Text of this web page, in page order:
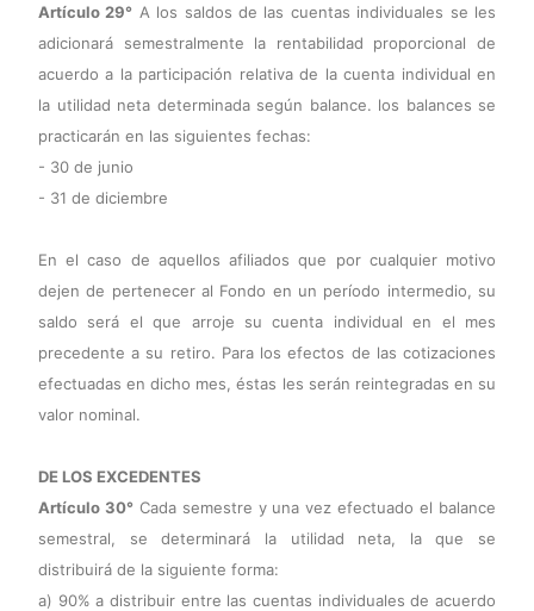
Artículo 29° A los saldos de las cuentas individuales se les
adicionará semestralmente la rentabilidad proporcional de
acuerdo a la participación relativa de la cuenta individual en
la utilidad neta determinada según balance. los balances se
practicarán en las siguientes fechas:
- 30 de junio
- 31 de diciembre
En el caso de aquellos afiliados que por cualquier motivo
dejen de pertenecer al Fondo en un período intermedio, su
saldo será el que arroje su cuenta individual en el mes
precedente a su retiro. Para los efectos de las cotizaciones
efectuadas en dicho mes, éstas les serán reintegradas en su
valor nominal.
DE LOS EXCEDENTES
Artículo 30°Cada semestre y una vez efectuado el balance
semestral, se determinará la utilidad neta, la que se
distribuirá de la siguiente forma:
a) 90% a distribuir entre las cuentas individuales de acuerdo